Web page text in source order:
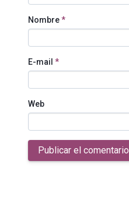
Nombre*
E-mail *
Web
Publicar el comentario